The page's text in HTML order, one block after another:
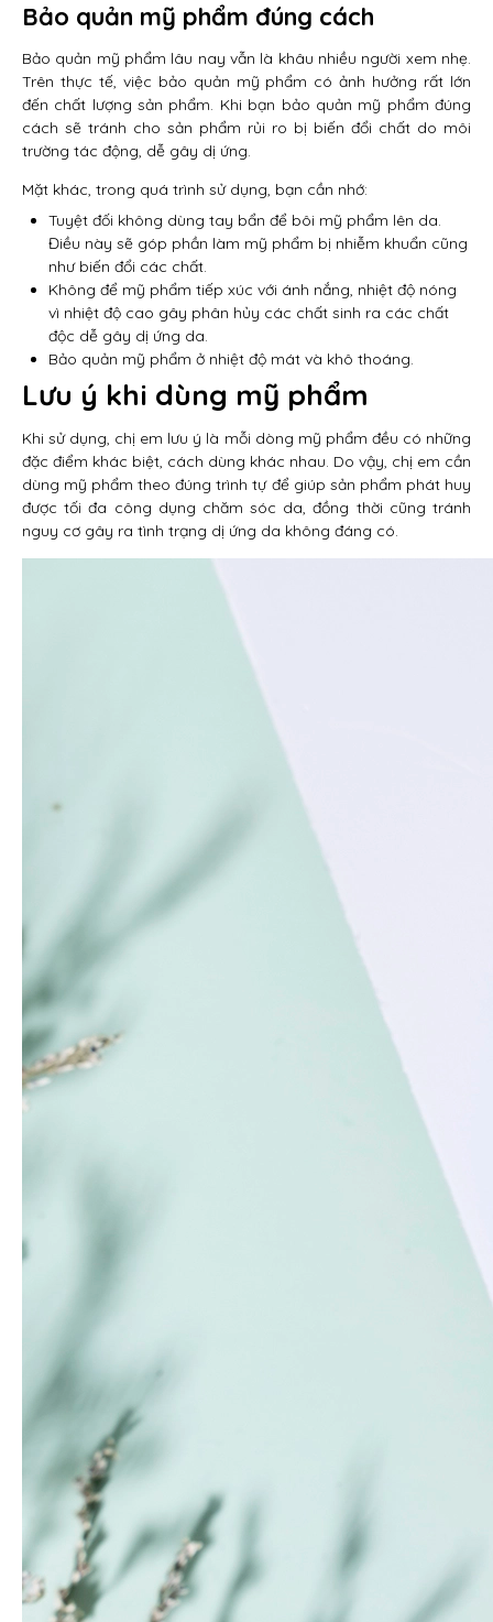
Bảo quản mỹ phẩm đúng cách
Bảo quản mỹ phẩm lâu nay vẫn là khâu nhiều người xem nhẹ.
Trên thực tế, việc bảo quản mỹ phẩm có ảnh hưởng rất lớn
đến chất lượng sản phẩm. Khi bạn bảo quản mỹ phẩm đúng
cách sẽ tránh cho sản phẩm rủi ro bị biến đổi chất do môi
trường tác động, dễ gây dị ứng.
Mặt khác, trong quá trình sử dụng, bạn cần nhớ:
Tuyệt đối không dùng tay bẩn để bôi mỹ phẩm lên da.
Điều này sẽ góp phần làm mỹ phẩm bị nhiễm khuẩn cũng
như biến đổi các chất.
Không để mỹ phẩm tiếp xúc với ánh nắng, nhiệt độ nóng
vì nhiệt độ cao gây phân hủy các chất sinh ra các chất
độc dễ gây dị ứng da.
Bảo quản mỹ phẩm ở nhiệt độ mát và khô thoáng.
Lưu ý khi dùng mỹ phẩm
Khi sử dụng, chị em lưu ý là mỗi dòng mỹ phẩm đều có những
đặc điểm khác biệt, cách dùng khác nhau. Do vậy, chị em cần
dùng mỹ phẩm theo đúng trình tự để giúp sản phẩm phát huy
được tối đa công dụng chăm sóc da, đồng thời cũng tránh
nguy cơ gây ra tình trạng dị ứng da không đáng có.